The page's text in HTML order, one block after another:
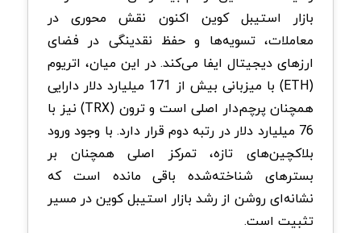
بازار استیبل کوین اکنون نقش محوری در
معاملات، تسویه‌ها و حفظ نقدینگی در فضای
ارزهای دیجیتال ایفا می‌کند. در این میان، اتریوم
(ETH) با میزبانی بیش از 171 میلیارد دلار دارایی
همچنان پرچم‌دار اصلی است و ترون (TRX) نیز با
76 میلیارد دلار در رتبه دوم قرار دارد. با وجود ورود
بلاکچین‌های تازه، تمرکز اصلی همچنان بر
بسترهای شناخته‌شده باقی مانده است که
نشانه‌ای روشن از رشد بازار استیبل کوین در مسیر
تثبیت است.